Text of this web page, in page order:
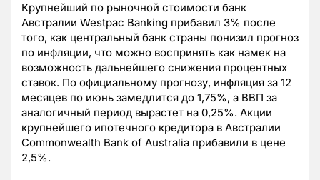
Крупнейший по рыночной стоимости банк
Австралии Westpac Banking прибавил 3% после
того, как центральный банк страны понизил прогноз
по инфляции, что можно воспринять как намек на
возможность дальнейшего снижения процентных
ставок. По официальному прогнозу, инфляция за 12
месяцев по июнь замедлится до 1,75%, а ВВП за
аналогичный период вырастет на 0,25%. Акции
крупнейшего ипотечного кредитора в Австралии
Commonwealth Bank of Australia прибавили в цене
2,5%.